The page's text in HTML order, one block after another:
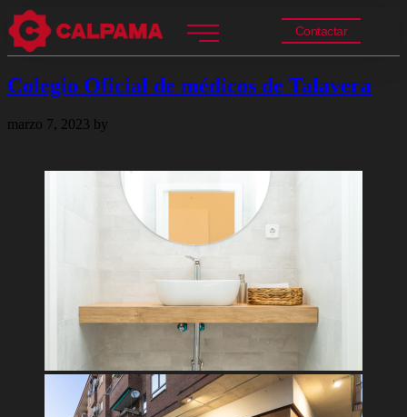
Contactar
Colegio Oficial de médicos de Talavera
marzo 7, 2023 by